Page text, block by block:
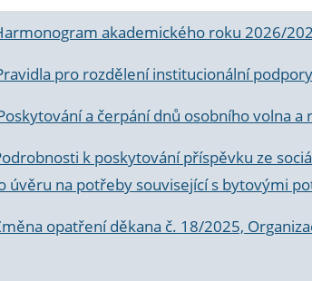
akademického roku 2026/
pro rozdělení institucionální
a čerpání dnů osobního volna
k poskytování příspěvku ze
úvěru na potřeby související s bytovými
opatření děkana č. 18/2025,